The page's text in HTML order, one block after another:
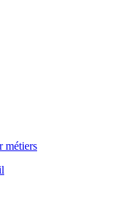
métiers